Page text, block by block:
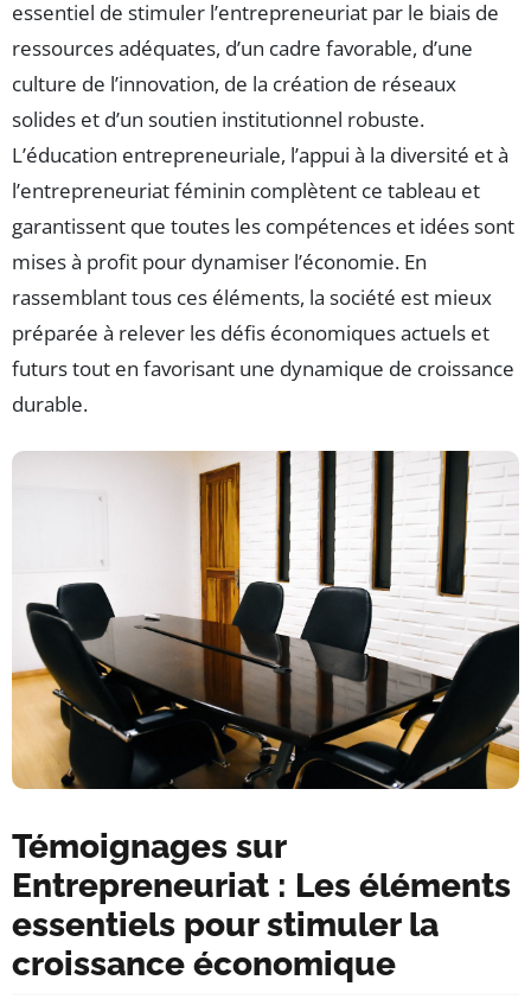
essentiel de stimuler l’entrepreneuriat par le biais de
ressources adéquates, d’un cadre favorable, d’une
culture de l’innovation, de la création de réseaux
solides et d’un soutien institutionnel robuste.
L’éducation entrepreneuriale, l’appui à la diversité et à
l’entrepreneuriat féminin complètent ce tableau et
garantissent que toutes les compétences et idées sont
mises à profit pour dynamiser l’économie. En
rassemblant tous ces éléments, la société est mieux
préparée à relever les défis économiques actuels et
futurs tout en favorisant une dynamique de croissance
durable.
Témoignages sur
Entrepreneuriat : Les éléments
essentiels pour stimuler la
croissance économique